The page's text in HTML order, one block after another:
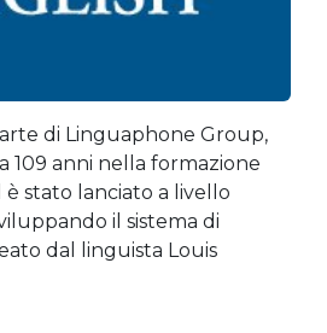
di Linguaphone Group,
109 anni nella formazione
è stato lanciato a livello
il sistema di
dal linguista Louis